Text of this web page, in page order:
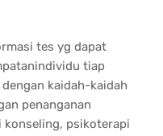
tes yg dapat
tiap
kaidah-kaidah
penanganan
konseling, psikoterapi